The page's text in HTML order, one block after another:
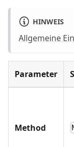
HINWEIS
Allgemeine
Parameter
Method